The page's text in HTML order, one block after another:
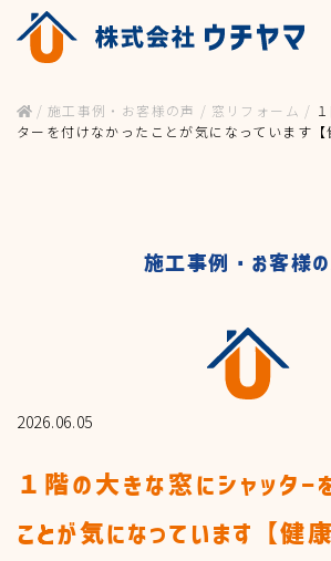
施工事例・お客様の声
商品一覧
/ 施工事例・お客様の声 / 窓リフォーム /
ターを付けなかったことが気になっています【
施工事例・お客様
2026.06.05
１階の大きな窓にシャッター
ことが気になっています【健